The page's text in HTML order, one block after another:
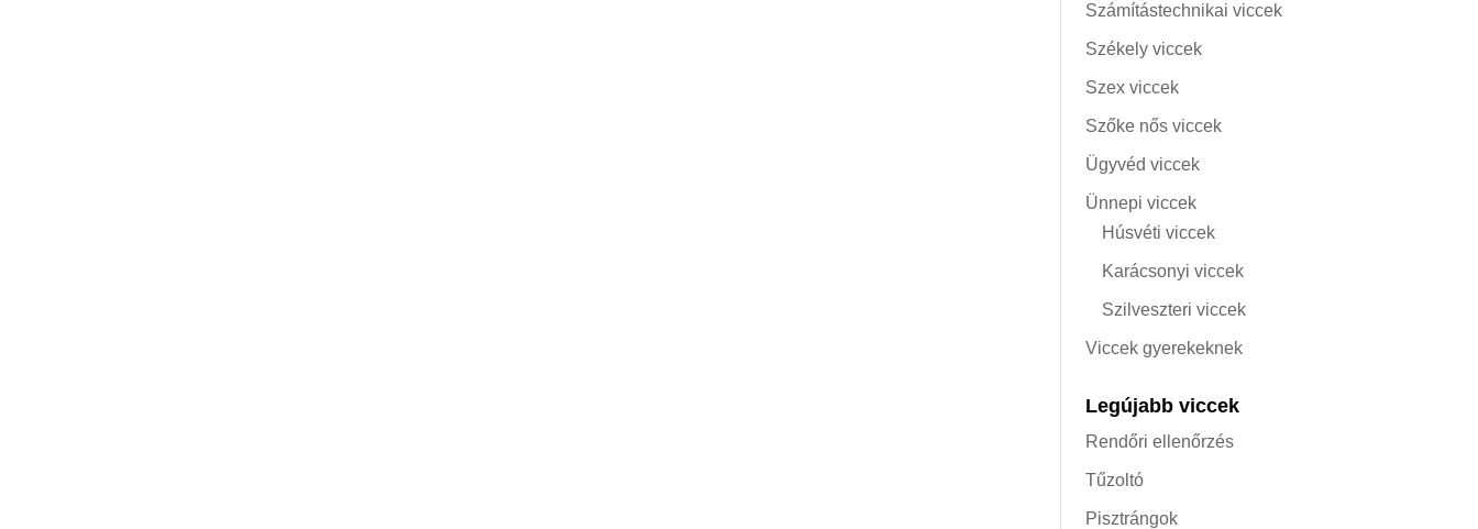
Számítástechnikai viccek
Székely viccek
Szex viccek
Szőke nős viccek
Ügyvéd viccek
Ünnepi viccek
Húsvéti viccek
Karácsonyi viccek
Szilveszteri viccek
Viccek gyerekeknek
Legújabb viccek
Rendőri ellenőrzés
Tűzoltó
Pisztrángok